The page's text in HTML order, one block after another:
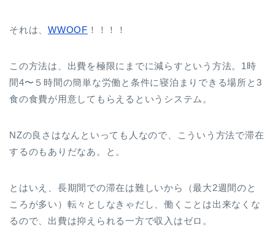
それは、WWOOF ！！！！
この方法は、出費を極限にまでに減らすという方法。1時
間4〜５時間の簡単な労働と条件に寝泊まりできる場所と3
食の食費が用意してもらえるというシステム。
NZの良さはなんといっても人なので、こういう方法で滞在
するのもありだなあ。と。
とはいえ、長期間での滞在は難しいから（最大2週間のと
ころが多い）転々としなきゃだし、働くことは出来なくな
るので、出費は抑えられる一方で収入はゼロ。